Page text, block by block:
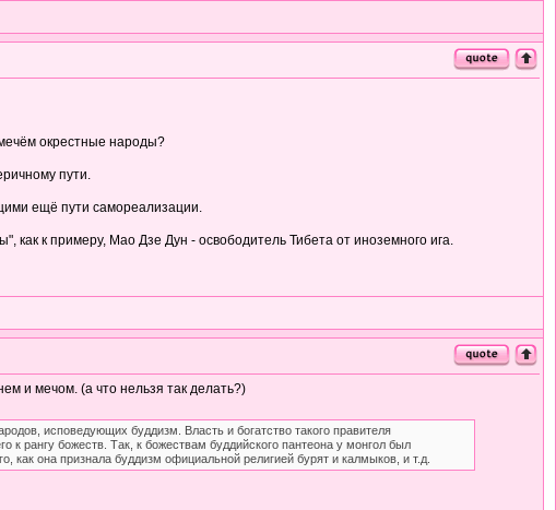
окрестные народы?
пути.
ещё пути самореализации.
как к примеру, Мао Дзе Дун - освободитель Тибета от иноземного ига.
и мечом. (а что нельзя так делать?)
исповедующих буддизм. Власть и богатство такого правителя
рангу божеств. Так, к божествам буддийского пантеона у монгол был
она признала буддизм официальной религией бурят и калмыков, и т.д.